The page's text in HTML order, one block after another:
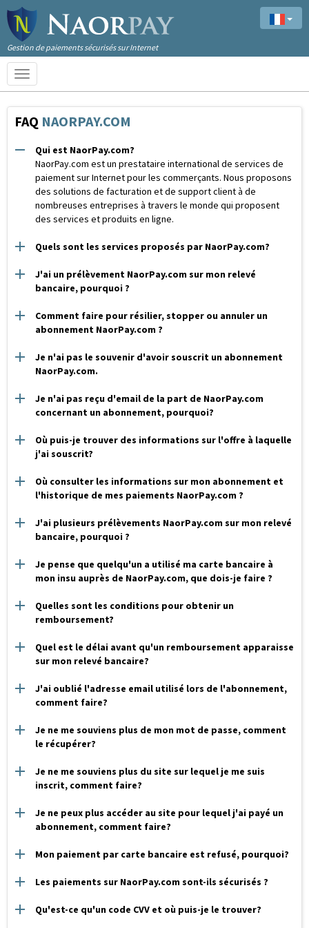
Gestion de paiements sécurisés sur Internet
Toggle
navigation
FAQ NAORPAY.COM
Qui est NaorPay.com?
NaorPay.com est un prestataire international de services de
paiement sur Internet pour les commerçants. Nous proposons
des solutions de facturation et de support client à de
nombreuses entreprises à travers le monde qui proposent
des services et produits en ligne.
Quels sont les services proposés par NaorPay.com?
J'ai un prélèvement NaorPay.com sur mon relevé
bancaire, pourquoi ?
Comment faire pour résilier, stopper ou annuler un
abonnement NaorPay.com ?
Je n'ai pas le souvenir d'avoir souscrit un abonnement
NaorPay.com.
Je n'ai pas reçu d'email de la part de NaorPay.com
concernant un abonnement, pourquoi?
Où puis-je trouver des informations sur l'offre à laquelle
j'ai souscrit?
Où consulter les informations sur mon abonnement et
l'historique de mes paiements NaorPay.com ?
J'ai plusieurs prélèvements NaorPay.com sur mon relevé
bancaire, pourquoi ?
Je pense que quelqu'un a utilisé ma carte bancaire à
mon insu auprès de NaorPay.com, que dois-je faire ?
Quelles sont les conditions pour obtenir un
remboursement?
Quel est le délai avant qu'un remboursement apparaisse
sur mon relevé bancaire?
J'ai oublié l'adresse email utilisé lors de l'abonnement,
comment faire?
Je ne me souviens plus de mon mot de passe, comment
le récupérer?
Je ne me souviens plus du site sur lequel je me suis
inscrit, comment faire?
Je ne peux plus accéder au site pour lequel j'ai payé un
abonnement, comment faire?
Mon paiement par carte bancaire est refusé, pourquoi?
Les paiements sur NaorPay.com sont-ils sécurisés ?
Qu'est-ce qu'un code CVV et où puis-je le trouver?